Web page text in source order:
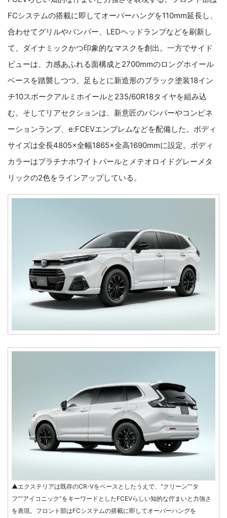
FCシステムの搭載に即してオーバーハングを110mm延長し、
合わせてグリルやバンパー、LEDヘッドランプなどを刷新し
て、ダイナミックかつ印象的なマスクを創出。一方でサイド
ビューは、力感あふれる面構成と2700mmのロングホイール
ベースを踏襲しつつ、足もとに新造形のブラック塗装18イン
チ10スポークアルミホイールと235/60R18タイヤを組み込
む。そしてリアセクションは、新意匠のバンパーやコンビネ
ーションランプ、e:FCEVエンブレムなどを配備した。ボディ
サイズは全長4805×全幅1865×全高1690mmに設定。ボディ
カラーはプラチナホワイトパールとメテオロイドグレーメタ
リックの2色をラインアップしている。
▲エクステリアは既存のCR-Vをベースとしたうえで、“クリーン”“タ
フ”“アイコニック”をキーワードとしたFCEVらしい知的な佇まいと力強さ
を表現。フロント部はFCシステムの搭載に即してオーバーハングを